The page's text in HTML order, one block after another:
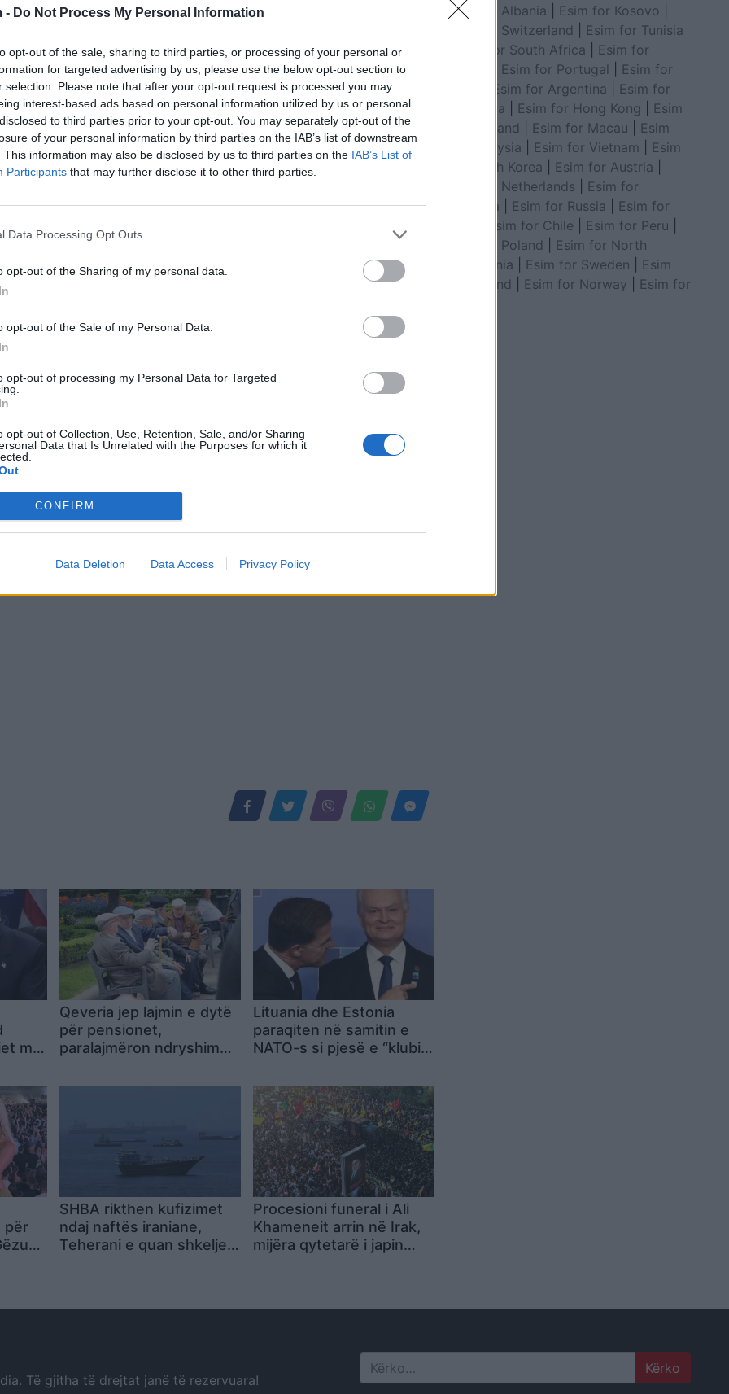
- Do Not Process My Personal Information
opt-out of the sale, sharing to third parties, or processing of your personal or
for targeted advertising by us, please use the below opt-out section to
selection. Please note that after your opt-out request is processed you may
interest-based ads based on personal information utilized by us or personal
to third parties prior to your opt-out. You may separately opt-out of the
of your personal information by third parties on the IAB’s list of downstream
This information may also be disclosed by us to third parties on the IAB’s List of
Participants that may further disclose it to other third parties.
Data Processing Opt Outs
opt-out of the Sharing of my personal data.
opt-out of the Sale of my Personal Data.
opt-out of processing my Personal Data for Targeted
opt-out of Collection, Use, Retention, Sale, and/or Sharing
Data that Is Unrelated with the Purposes for which it
CONFIRM
Data Deletion Data Access Privacy Policy
akrepat
se shumë shpejt pritet se
e njëjta, duket se edhe
Ndryshimi i orës në Evropë
evropian në vitin 1981.
akrepave në Evropën
Ditën e dielë ndryshon ora, çfarë ndodh me
me
Qeveria jep lajmin e dytë
për pensionet,
paralajmëron ndryshime
ekonomisë tregon…
Lituania dhe Estonia
paraqiten në samitin e
NATO-s si pjesë e “klubit
të shpenzimeve për
mbrojtjen
për
SHBA rikthen kufizimet
ndaj naftës iraniane,
Teherani e quan shkelje
Procesioni funeral i Ali
Khameneit arrin në Irak,
mijëra qytetarë i japin
Esim for Albania
Esim for Kosovo
Esim for Switzerland
Esim for Tunisia
Esim for South Africa
Esim for
Esim for Portugal
Esim for
Esim for Argentina
Esim for
Colombia
Esim for Hong Kong
Esim
for Thailand
Esim for Macau
Esim
for Malaysia
Esim for Vietnam
Esim
for South Korea
Esim for Austria
Esim for Netherlands
Esim for
Australia
Esim for Russia
Esim for
Esim for Chile Esim for Peru
Esim for Poland
Esim for North
Macedonia
Esim for Sweden
Esim
for Finland
Esim for Norway
Esim for
Të gjitha të drejtat janë të rezervuara! Search